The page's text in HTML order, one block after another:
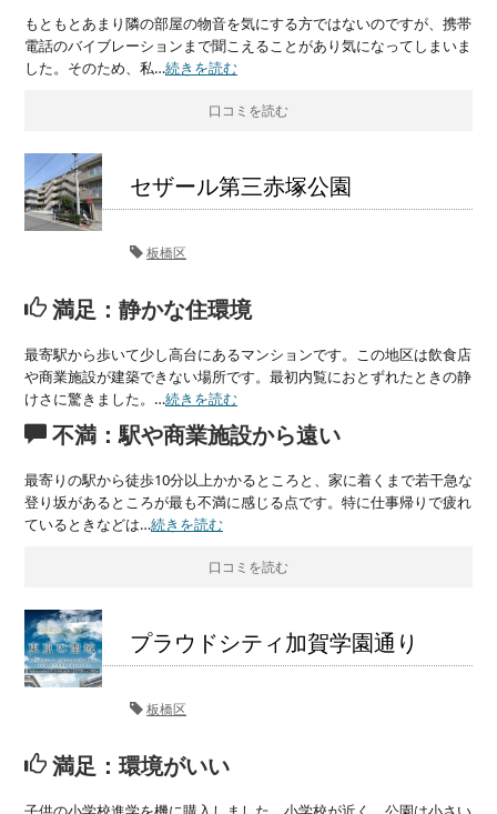
もともとあまり隣の部屋の物音を気にする方ではないのですが、携帯
電話のバイブレーションまで聞こえることがあり気になってしまいま
した。そのため、私…続きを読む
口コミを読む
セザール第三赤塚公園
板橋区
満足：静かな住環境
最寄駅から歩いて少し高台にあるマンションです。この地区は飲食店
や商業施設が建築できない場所です。最初内覧におとずれたときの静
けさに驚きました。…続きを読む
不満：駅や商業施設から遠い
最寄りの駅から徒歩10分以上かかるところと、家に着くまで若干急な
登り坂があるところが最も不満に感じる点です。特に仕事帰りで疲れ
ているときなどは…続きを読む
口コミを読む
プラウドシティ加賀学園通り
板橋区
満足：環境がいい